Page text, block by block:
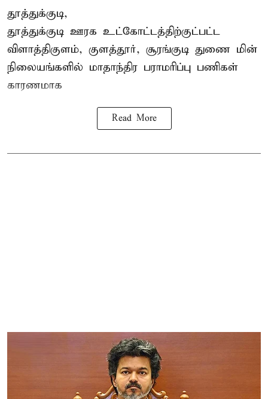
தூத்துக்குடி,
தூத்துக்குடி ஊரக உட்கோட்டத்திற்குட்பட்ட
விளாத்திகுளம், குளத்தூர், சூரங்குடி துணை மின்
நிலையங்களில் மாதாந்திர பராமரிப்பு பணிகள்
காரணமாக
Read More